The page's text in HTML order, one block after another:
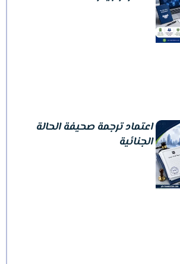
اعتماد ترجمة صحيفة الحالة
الجنائية